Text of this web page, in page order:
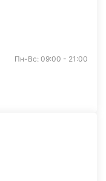
Пн-Вс: 09:00 - 21:00